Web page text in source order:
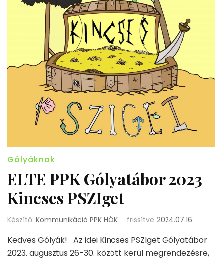
Gólyáknak
ELTE PPK Gólyatábor 2023
Kincses PSZIget
Készítő: Kommunikáció PPK HÖK frissítve 2024.07.16.
Kedves Gólyák! Az idei Kincses PSZIget Gólyatábor
2023. augusztus 26-30. között kerül megrendezésre,